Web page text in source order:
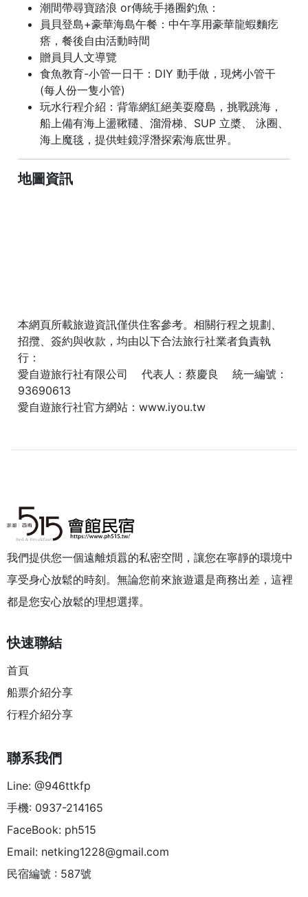
潮間帶尋寶踏浪 or傳統手捲圈釣魚：
員貝登島+豪華海島午餐：中午享用豪華龍蝦麵疙
瘩，餐後自由活動時間
贈員貝人文導覽
食魚教育-小管一日干：DIY 動手做，現烤小管干
(每人份一隻小管)
玩水行程介紹：背靠網紅絕美耍廢島，挑戰跳海，
船上備有海上盪鞦韆、溜滑梯、SUP 立槳、 泳圈、
海上魔毯，提供蛙鏡浮潛探索海底世界。
地圖資訊
本網頁所載旅遊資訊僅供住客參考。相關行程之規劃、
招攬、簽約與收款，均由以下合法旅行社業者負責執
行：
愛自遊旅行社有限公司 代表人：蔡慶良 統一編號：
93690613
愛自遊旅行社官方網站： www.iyou.tw
我們提供您一個遠離煩囂的私密空間，讓您在寧靜的環境中
享受身心放鬆的時刻。無論您前來旅遊還是商務出差，這裡
都是您安心放鬆的理想選擇。
快速聯結
首頁
船票介紹分享
行程介紹分享
聯系我們
Line: @946ttkfp
手機: 0937-214165
FaceBook: ph515
Email: netking1228@gmail.com
民宿編號 : 587號